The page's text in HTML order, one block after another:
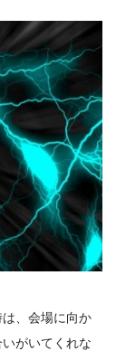
、会場に向か
がいてくれな